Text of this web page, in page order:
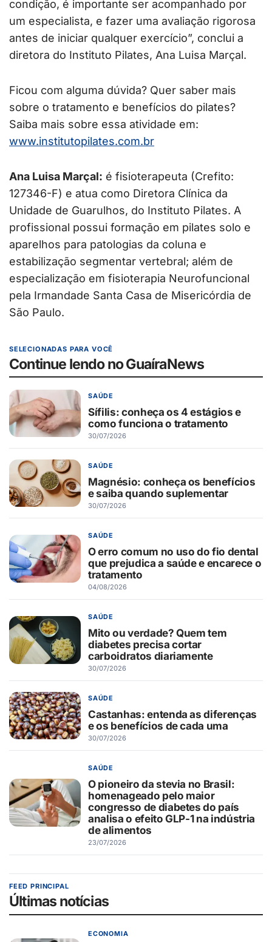
condição, é importante ser acompanhado por
um especialista, e fazer uma avaliação rigorosa
antes de iniciar qualquer exercício”, conclui a
diretora do Instituto Pilates, Ana Luisa Marçal.
Ficou com alguma dúvida? Quer saber mais
sobre o tratamento e benefícios do pilates?
Saiba mais sobre essa atividade em:
www.institutopilates.com.br
Ana Luisa Marçal: é fisioterapeuta (Crefito:
127346-F) e atua como Diretora Clínica da
Unidade de Guarulhos, do Instituto Pilates. A
profissional possui formação em pilates solo e
aparelhos para patologias da coluna e
estabilização segmentar vertebral; além de
especialização em fisioterapia Neurofuncional
pela Irmandade Santa Casa de Misericórdia de
São Paulo.
SELECIONADAS PARA VOCÊ
Continue lendo no GuaíraNews
SAÚDE
Sífilis: conheça os 4 estágios e
como funciona o tratamento
30/07/2026
SAÚDE
Magnésio: conheça os benefícios
e saiba quando suplementar
30/07/2026
SAÚDE
O erro comum no uso do fio dental
que prejudica a saúde e encarece o
tratamento
04/08/2026
SAÚDE
Mito ou verdade? Quem tem
diabetes precisa cortar
carboidratos diariamente
30/07/2026
SAÚDE
Castanhas: entenda as diferenças
e os benefícios de cada uma
30/07/2026
SAÚDE
O pioneiro da stevia no Brasil:
homenageado pelo maior
congresso de diabetes do país
analisa o efeito GLP-1 na indústria
de alimentos
23/07/2026
FEED PRINCIPAL
Últimas notícias
ECONOMIA